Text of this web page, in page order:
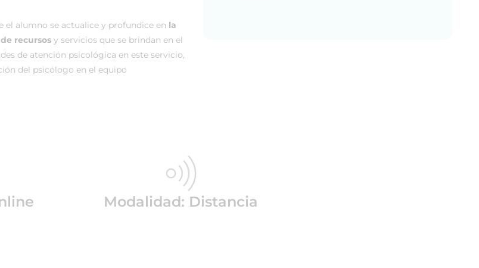
alumno se actualice y profundice en la
recursos y servicios que se brindan en el
de atención psicológica en este servicio,
del psicólogo en el equipo
Modalidad: Distancia